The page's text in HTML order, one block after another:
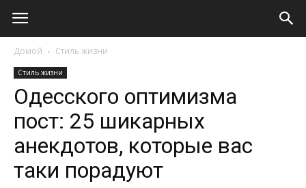
Домой Стиль жизни
Стиль жизни
Одесского оптимизма
пост: 25 шикарных
анекдотов, которые вас
таки порадуют